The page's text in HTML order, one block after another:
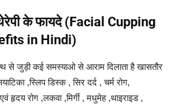
के फायदे (Facial Cupping
in Hindi)
से जुड़ी कई समस्याओ से आराम दिलाता है खासतौर
,स्लिप डिस्क , सिर दर्द , चर्म रोग,
हृदय रोग ,लकवा ,मिर्गी , मधुमेह ,थाइराइड ,